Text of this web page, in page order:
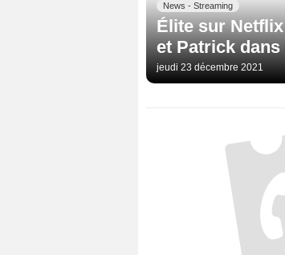
News - Streaming
Élite sur
et Patrick
jeudi 23 décembre 2021